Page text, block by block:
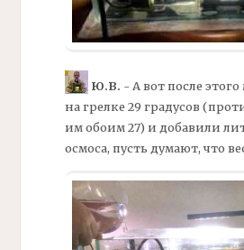
Ю.В. - А вот после
нагрелке 29 градусов
им обоим 27) и добавили
осмоса, пусть думают, что